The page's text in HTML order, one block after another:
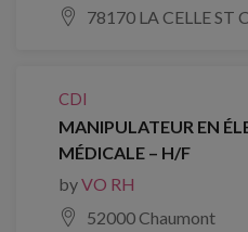
78170 LA CELLE ST
CDI
MANIPULATEUR EN
MÉDICALE – H/F
byVO RH
52000 Chaumont